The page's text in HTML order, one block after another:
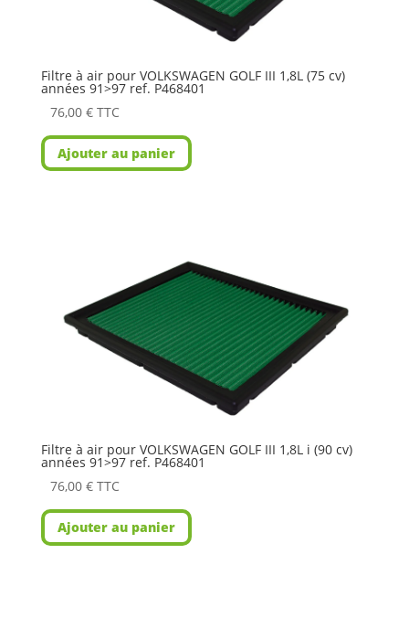
Filtre à air pour VOLKSWAGEN GOLF III 1,8L (75 cv)
années 91>97 ref. P468401
76,00 € TTC
Ajouter au panier
Filtre à air pour VOLKSWAGEN GOLF III 1,8L i (90 cv)
années 91>97 ref. P468401
76,00 € TTC
Ajouter au panier